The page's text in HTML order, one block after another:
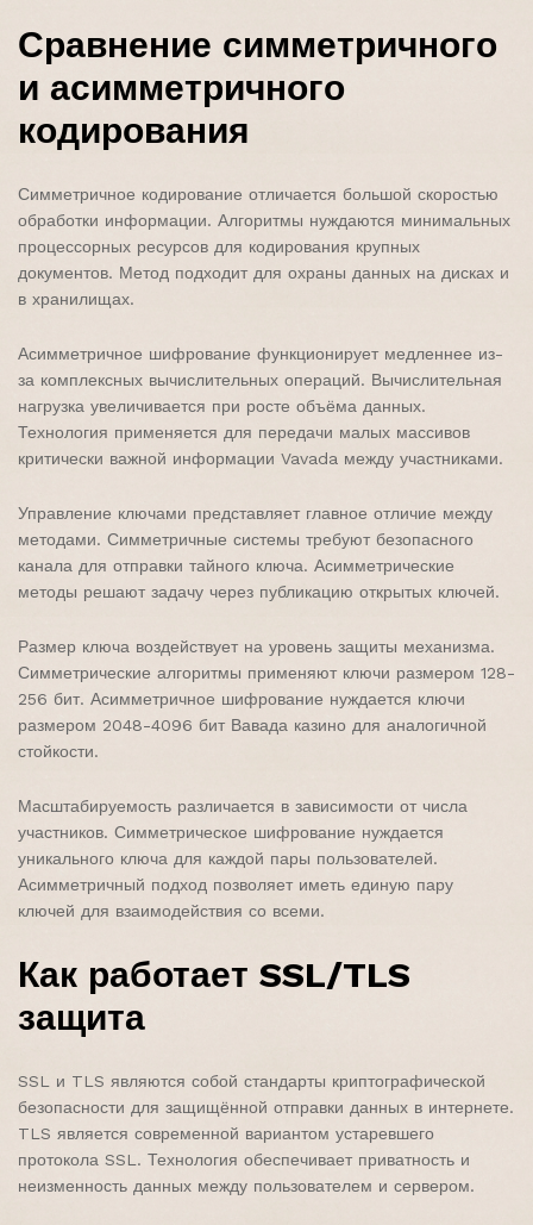
Сравнение симметричного
и асимметричного
кодирования
Симметричное кодирование отличается большой скоростью
обработки информации. Алгоритмы нуждаются минимальных
процессорных ресурсов для кодирования крупных
документов. Метод подходит для охраны данных на дисках и
в хранилищах.
Асимметричное шифрование функционирует медленнее из-
за комплексных вычислительных операций. Вычислительная
нагрузка увеличивается при росте объёма данных.
Технология применяется для передачи малых массивов
критически важной информации Vavada между участниками.
Управление ключами представляет главное отличие между
методами. Симметричные системы требуют безопасного
канала для отправки тайного ключа. Асимметрические
методы решают задачу через публикацию открытых ключей.
Размер ключа воздействует на уровень защиты механизма.
Симметрические алгоритмы применяют ключи размером 128-
256 бит. Асимметричное шифрование нуждается ключи
размером 2048-4096 бит Вавада казино для аналогичной
стойкости.
Масштабируемость различается в зависимости от числа
участников. Симметрическое шифрование нуждается
уникального ключа для каждой пары пользователей.
Асимметричный подход позволяет иметь единую пару
ключей для взаимодействия со всеми.
Как работает SSL/TLS
защита
SSL и TLS являются собой стандарты криптографической
безопасности для защищённой отправки данных в интернете.
TLS является современной вариантом устаревшего
протокола SSL. Технология обеспечивает приватность и
неизменность данных между пользователем и сервером.